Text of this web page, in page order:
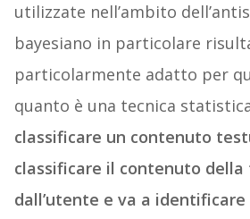
utilizzate nell’ambito
bayesiano in particolare
particolarmente adatto per
quanto è una tecnica
classificare un contenuto
classificare il contenuto della
dall’utente e va a